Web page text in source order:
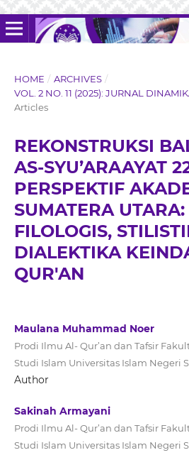
HOME / ARCHIVES /
VOL. 2 NO. 11 (2025): JURNAL
Articles
REKONSTRUKSI
AS-SYU’ARAAYAT
PERSPEKTIF
SUMATERA
FILOLOGIS,
DIALEKTIKA
QUR'AN
Maulana Muhammad Noer
Prodi Ilmu Al- Qur’an dan Tafsir
Studi Islam Universitas Islam Negeri
Author
Sakinah Armayani
Prodi Ilmu Al- Qur’an dan Tafsir
Studi Islam Universitas Islam Negeri